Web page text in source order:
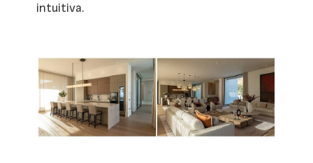
intuitiva.